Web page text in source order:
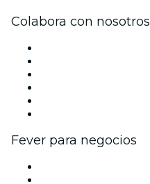
Colabora con nosotros
Fever para negocios